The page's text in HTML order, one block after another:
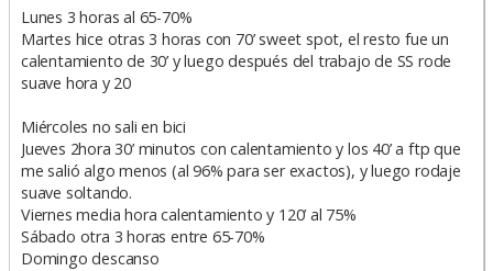
e
Lunes 3 horas al 65-70%
Martes hice otras 3 horas con 70’ sweet spot, el resto fue un
calentamiento de 30’ y luego después del trabajo de SS rode
suave hora y 20
Miércoles no sali en bici
Jueves 2hora 30’ minutos con calentamiento y los 40’ a ftp que
me salió algo menos (al 96% para ser exactos), y luego rodaje
suave soltando.
Viernes media hora calentamiento y 120’ al 75%
Sábado otra 3 horas entre 65-70%
Domingo descanso